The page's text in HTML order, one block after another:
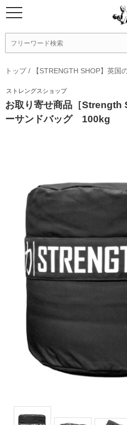
トップ/ 【STRENGTH SHOP】英国
ストレングスショップ
お取り寄せ商品［
ーサンドバッグ 100kg